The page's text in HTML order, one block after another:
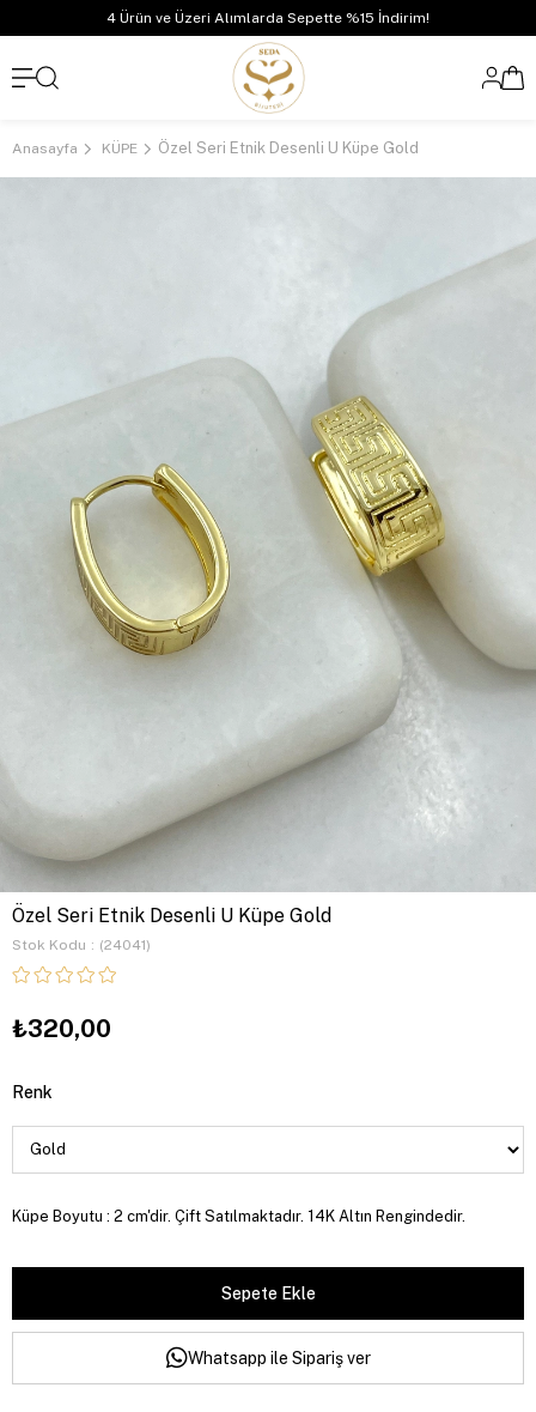
4 Ürün ve Üzeri Alımlarda Sepette %15 İndirim!
Anasayfa KÜPE Özel Seri Etnik Desenli U Küpe Gold
Özel Seri Etnik Desenli U Küpe Gold
Stok Kodu (24041)
₺320,00
Renk
Küpe Boyutu : 2 cm'dir. Çift Satılmaktadır. 14K Altın Rengindedir.
Whatsapp ile Sipariş ver